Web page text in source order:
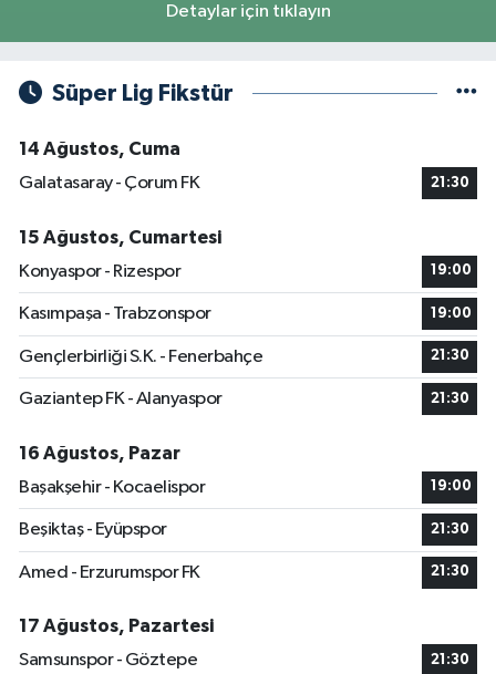
Detaylar için tıklayın
Süper Lig Fikstür
14 Ağustos, Cuma
Galatasaray - Çorum FK
21:30
15 Ağustos, Cumartesi
Konyaspor - Rizespor
19:00
Kasımpaşa - Trabzonspor 19:00
Gençlerbirliği S.K. - Fenerbahçe 21:30
Gaziantep FK - Alanyaspor 21:30
16 Ağustos, Pazar
Başakşehir - Kocaelispor
19:00
Beşiktaş - Eyüpspor 21:30
Amed - Erzurumspor FK 21:30
17 Ağustos, Pazartesi
Samsunspor - Göztepe
21:30